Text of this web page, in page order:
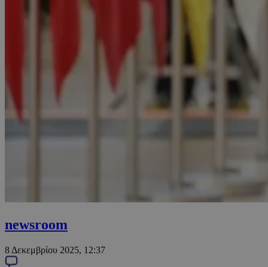
newsroom
8 Δεκεμβρίου 2025, 12:37